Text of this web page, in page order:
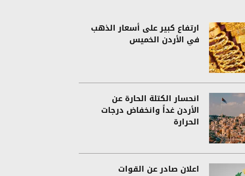
ارتفاع كبير على أسعار الذهب
في الأردن الخميس
انحسار الكتلة الحارة عن
الأردن غداً وانخفاض درجات
الحرارة
اعلان صادر عن القوات